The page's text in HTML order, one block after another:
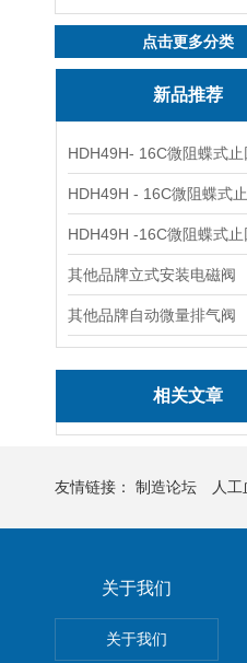
点击更多分类
新品推荐
HDH49H- 16C微阻蝶式止
HDH49H - 16C微阻蝶式
HDH49H -16C微阻蝶式止
其他品牌立式安装电磁阀
其他品牌自动微量排气阀
相关文章
友情链接： 制造论坛 人
关于我们
关于我们